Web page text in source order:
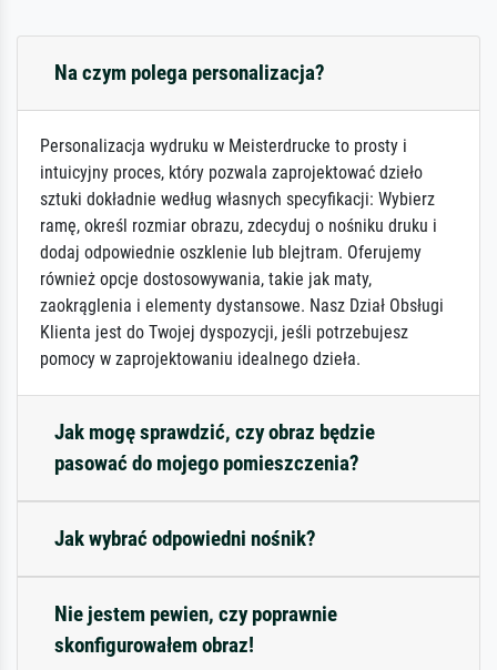
Na czym polega personalizacja?
Personalizacja wydruku w Meisterdrucke to prosty i
intuicyjny proces, który pozwala zaprojektować dzieło
sztuki dokładnie według własnych specyfikacji: Wybierz
ramę, określ rozmiar obrazu, zdecyduj o nośniku druku i
dodaj odpowiednie oszklenie lub blejtram. Oferujemy
również opcje dostosowywania, takie jak maty,
zaokrąglenia i elementy dystansowe. Nasz Dział Obsługi
Klienta jest do Twojej dyspozycji, jeśli potrzebujesz
pomocy w zaprojektowaniu idealnego dzieła.
Jak mogę sprawdzić, czy obraz będzie
pasować do mojego pomieszczenia?
Jak wybrać odpowiedni nośnik?
Nie jestem pewien, czy poprawnie
skonfigurowałem obraz!